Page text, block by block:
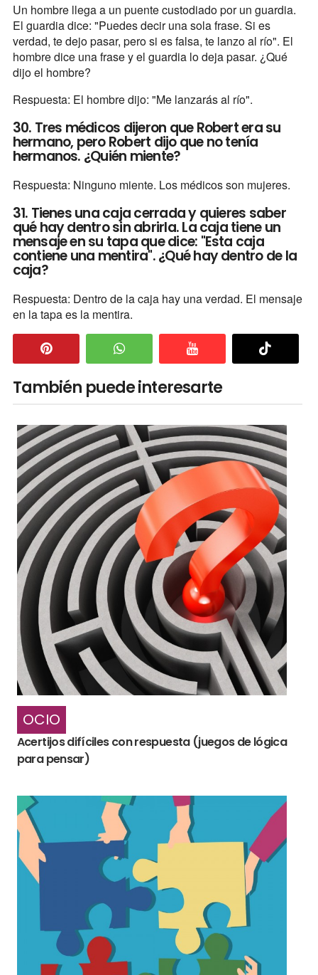
Un hombre llega a un puente custodiado por un guardia.
El guardia dice: "Puedes decir una sola frase. Si es
verdad, te dejo pasar, pero si es falsa, te lanzo al río". El
hombre dice una frase y el guardia lo deja pasar. ¿Qué
dijo el hombre?
Respuesta: El hombre dijo: "Me lanzarás al río".
30. Tres médicos dijeron que Robert era su
hermano, pero Robert dijo que no tenía
hermanos. ¿Quién miente?
Respuesta: Ninguno miente. Los médicos son mujeres.
31. Tienes una caja cerrada y quieres saber
qué hay dentro sin abrirla. La caja tiene un
mensaje en su tapa que dice: "Esta caja
contiene una mentira". ¿Qué hay dentro de la
caja?
Respuesta: Dentro de la caja hay una verdad. El mensaje
en la tapa es la mentira.
También puede interesarte
OCIO
Acertijos difíciles con respuesta (juegos de lógica
para pensar)